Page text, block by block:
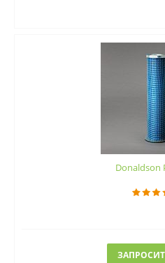
Donaldson